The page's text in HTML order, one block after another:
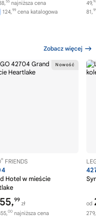
55 najniższa cena
124,99 cena katalogowa
49,
81,
Zobacz więcej
® FRIENDS
Hotel w mieście
99
zł
00 najniższa cena
od
279,